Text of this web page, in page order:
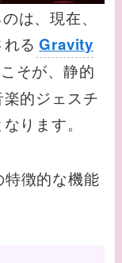
は、現在、
る Gravity
そが、静的
的ジェスチ
ります。
徴的な機能